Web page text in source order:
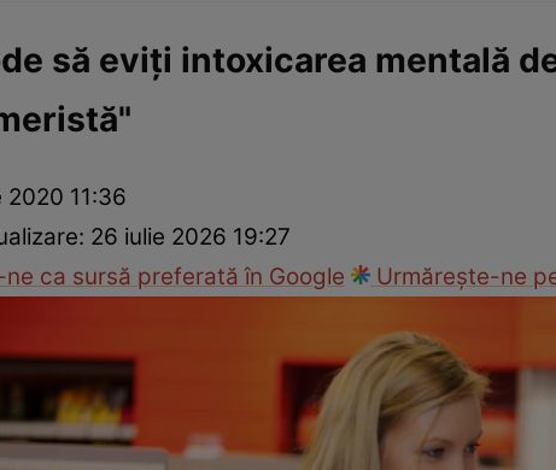
Medicii răspund
să eviţi intoxicarea mentală
2020 11:36
26 iulie 2026 19:27
ca sursă preferată în Google
Urmărește-ne